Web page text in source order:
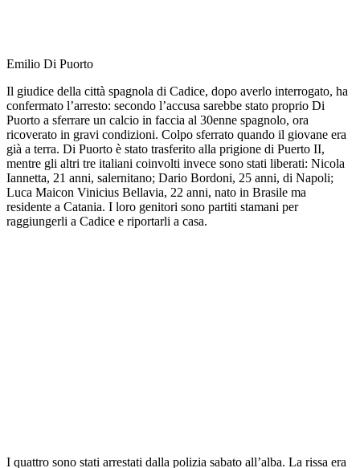
Emilio Di Puorto
Il giudice della città spagnola di Cadice, dopo averlo interrogato, ha
confermato l’arresto: secondo l’accusa sarebbe stato proprio Di
Puorto a sferrare un calcio in faccia al 30enne spagnolo, ora
ricoverato in gravi condizioni. Colpo sferrato quando il giovane era
già a terra. Di Puorto è stato trasferito alla prigione di Puerto II,
mentre gli altri tre italiani coinvolti invece sono stati liberati: Nicola
Iannetta, 21 anni, salernitano; Dario Bordoni, 25 anni, di Napoli;
Luca Maicon Vinicius Bellavia, 22 anni, nato in Brasile ma
residente a Catania. I loro genitori sono partiti stamani per
raggiungerli a Cadice e riportarli a casa.
I quattro sono stati arrestati dalla polizia sabato all’alba. La rissa era